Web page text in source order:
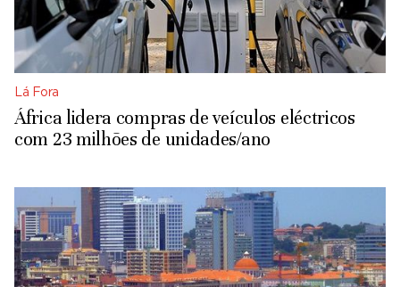
Lá Fora
África lidera compras de veículos eléctricos
com 23 milhões de unidades/ano